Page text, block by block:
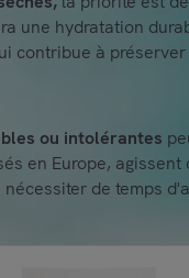
une hydratation
contribue à
ou intolérantes
en Europe,
nécessiter de temps